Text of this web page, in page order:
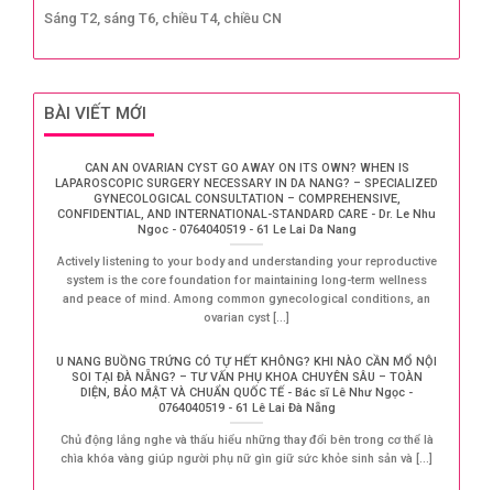
Sáng T2, sáng T6, chiều T4, chiều CN
BÀI VIẾT MỚI
CAN AN OVARIAN CYST GO AWAY ON ITS OWN? WHEN IS
LAPAROSCOPIC SURGERY NECESSARY IN DA NANG? – SPECIALIZED
GYNECOLOGICAL CONSULTATION – COMPREHENSIVE,
CONFIDENTIAL, AND INTERNATIONAL-STANDARD CARE - Dr. Le Nhu
Ngoc - 0764040519 - 61 Le Lai Da Nang
Actively listening to your body and understanding your reproductive
system is the core foundation for maintaining long-term wellness
and peace of mind. Among common gynecological conditions, an
ovarian cyst [...]
U NANG BUỒNG TRỨNG CÓ TỰ HẾT KHÔNG? KHI NÀO CẦN MỔ NỘI
SOI TẠI ĐÀ NẴNG? – TƯ VẤN PHỤ KHOA CHUYÊN SÂU – TOÀN
DIỆN, BẢO MẬT VÀ CHUẨN QUỐC TẾ - Bác sĩ Lê Như Ngọc -
0764040519 - 61 Lê Lai Đà Nẵng
Chủ động lắng nghe và thấu hiểu những thay đổi bên trong cơ thể là
chìa khóa vàng giúp người phụ nữ gìn giữ sức khỏe sinh sản và [...]